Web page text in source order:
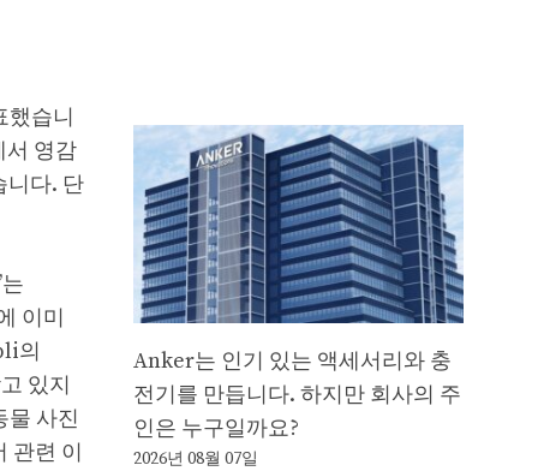
했습니
서 영감
니다. 단
이미
의
있지
물 사진
관련 이
Anker는 인기 있는 액세서리와 충
전기를 만듭니다. 하지만 회사의 주
인은 누구일까요?
2026년 08월 07일